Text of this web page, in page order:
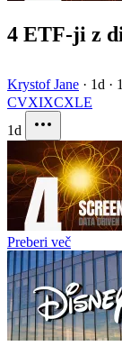
4 ETF-ji z
Krystof Jane · 1d ·
CVXIXCXLE
1d
Preberi več